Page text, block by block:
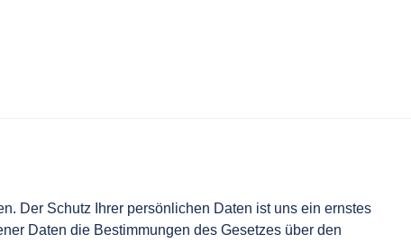
Der Schutz Ihrer persönlichen Daten ist uns ein ernstes
Daten die Bestimmungen des Gesetzes über den